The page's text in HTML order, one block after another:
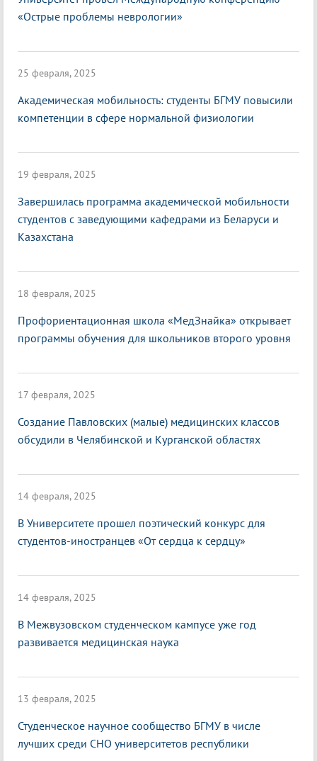
«Острые проблемы неврологии»
25 февраля, 2025
Академическая мобильность: студенты БГМУ повысили
компетенции в сфере нормальной физиологии
19 февраля, 2025
Завершилась программа академической мобильности
студентов с заведующими кафедрами из Беларуси и
Казахстана
18 февраля, 2025
Профориентационная школа «МедЗнайка» открывает
программы обучения для школьников второго уровня
17 февраля, 2025
Создание Павловских (малые) медицинских классов
обсудили в Челябинской и Курганской областях
14 февраля, 2025
В Университете прошел поэтический конкурс для
студентов-иностранцев «От сердца к сердцу»
14 февраля, 2025
В Межвузовском студенческом кампусе уже год
развивается медицинская наука
13 февраля, 2025
Студенческое научное сообщество БГМУ в числе
лучших среди СНО университетов республики